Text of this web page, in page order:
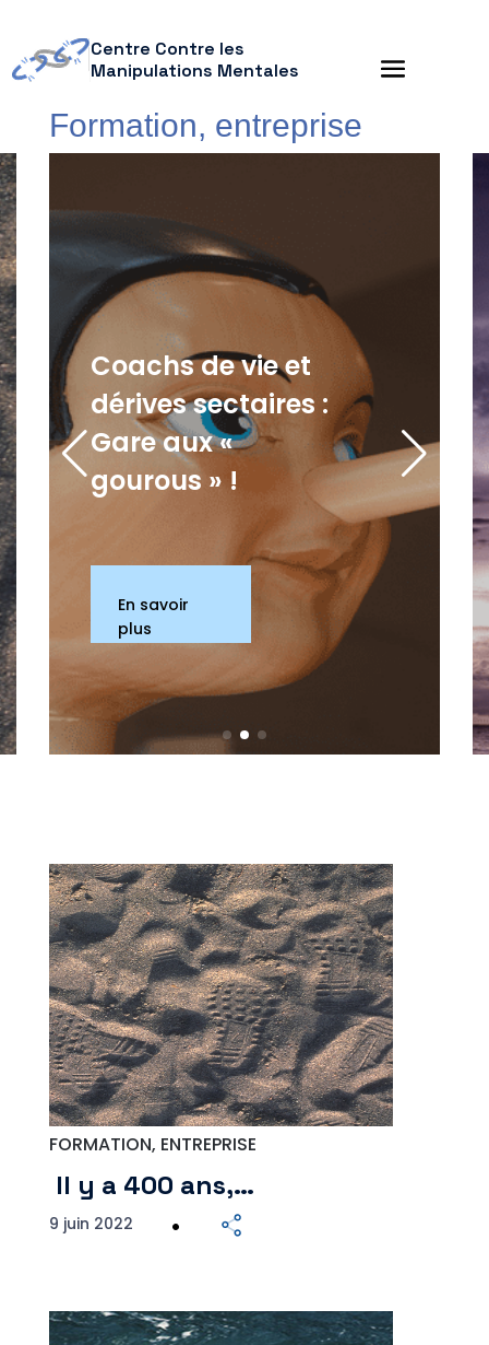
Centre Contre les
Manipulations Mentales
Formation, entreprise
Coachs de vie et
dérives sectaires :
Gare aux «
gourous » !
En savoir
plus
FORMATION, ENTREPRISE
Il y a 400 ans,…
9 juin 2022